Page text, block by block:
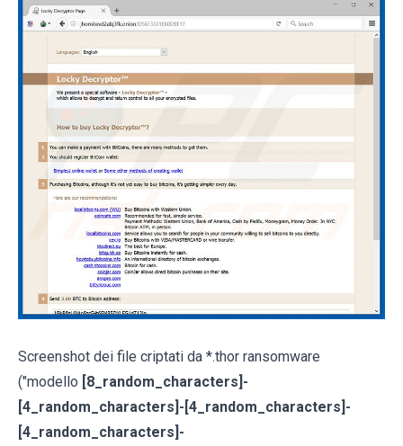
Screenshot dei file criptati da *.thor ransomware
("modello [8_random_characters]-
[4_random_characters]-[4_random_characters]-
[4_random_characters]-